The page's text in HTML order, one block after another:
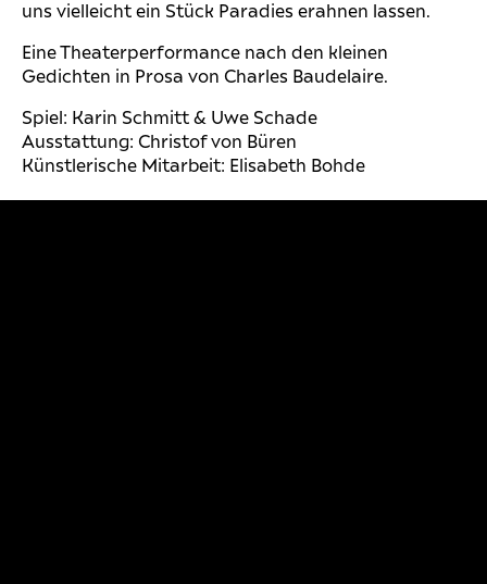
uns vielleicht ein Stück Paradies erahnen lassen.
Eine Theaterperformance nach den kleinen
Gedichten in Prosa von Charles Baudelaire.
Spiel: Karin Schmitt & Uwe Schade
Ausstattung: Christof von Büren
Künstlerische Mitarbeit: Elisabeth Bohde